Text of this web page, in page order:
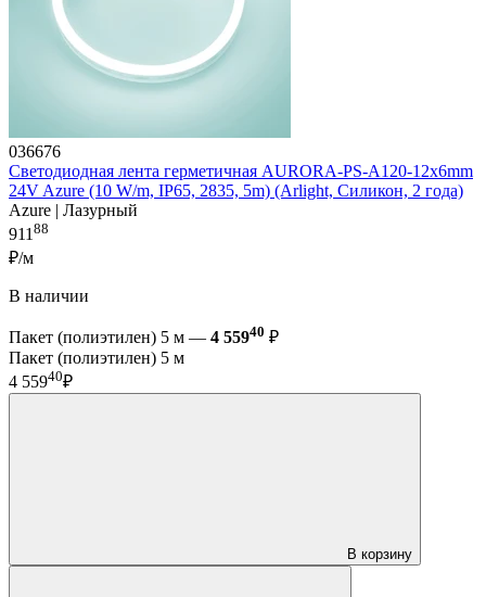
036676
Светодиодная лента герметичная AURORA-PS-A120-12x6mm
24V Azure (10 W/m, IP65, 2835, 5m) (Arlight, Силикон, 2 года)
Azure | Лазурный
91188
₽/м
В наличии
Пакет (полиэтилен) 5 м — 4 55940 ₽
Пакет (полиэтилен) 5 м
4 55940₽
В корзину